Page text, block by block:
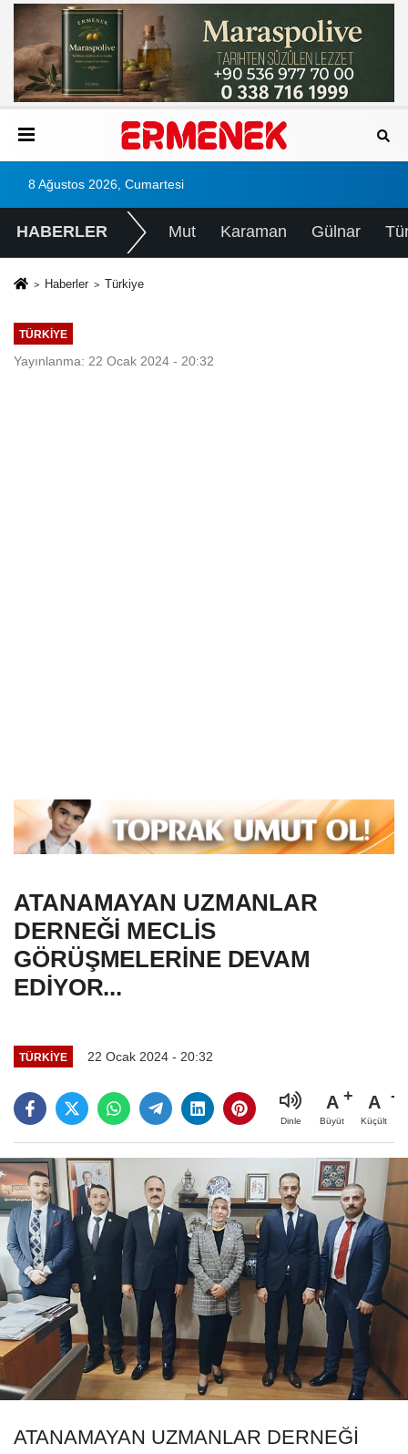
8 Ağustos 2026, Cumartesi
HABERLER Mut Karaman Gülnar
Haberler Türkiye
TÜRKIYE
Yayınlanma: 22 Ocak 2024 - 20:32
ATANAMAYAN UZMANLAR
DERNEĞİ MECLİS
GÖRÜŞMELERİNE DEVAM
EDİYOR...
TÜRKIYE 22 Ocak 2024 - 20:32
Dinle
A
Büyüt
A
Küçült
ATANAMAYAN UZMANLAR DERNEĞİ